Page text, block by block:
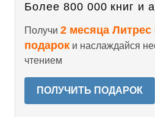
Более 800 000 книг и
Получи 2 месяца
подарок и наслаждайся
чтением
ПОЛУЧИТЬ ПОДАРОК